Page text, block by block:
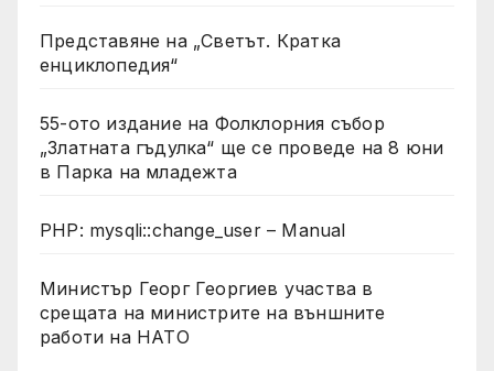
Представяне на „Светът. Кратка
енциклопедия“
55-ото издание на Фолклорния събор
„Златната гъдулка“ ще се проведе на 8 юни
в Парка на младежта
PHP: mysqli::change_user – Manual
Министър Георг Георгиев участва в
срещата на министрите на външните
работи на НАТО